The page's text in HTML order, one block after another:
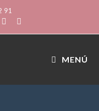
91
MENÚ